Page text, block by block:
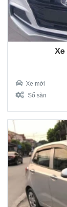
Xe
Xe mới
Số sàn